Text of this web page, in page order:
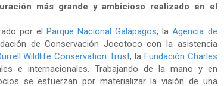
más grande y ambicioso realizado en el
por elParque Nacional Galápagos, laAgencia de
de Conservación Jocotoco con la asistencia
Wildlife Conservation Trust, la Fundación Charles
e internacionales. Trabajando de la mano y en
se esfuerzan por materializar la visión de una